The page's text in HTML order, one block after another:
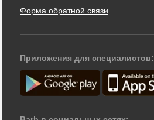
Форма обратной связи
Приложения для специалистов: